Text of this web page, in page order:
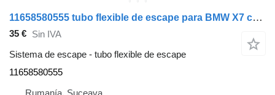
11658580555 tubo flexible de escape para BMW X7 coche
35 € Sin IVA
Sistema de escape - tubo flexible de escape
11658580555
Rumanía, Suceava